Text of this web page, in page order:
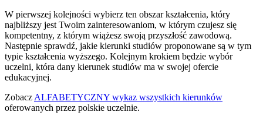
W pierwszej kolejności wybierz ten obszar kształcenia, który
najbliższy jest Twoim zainteresowaniom, w którym czujesz się
kompetentny, z którym wiążesz swoją przyszłość zawodową.
Następnie sprawdź, jakie kierunki studiów proponowane są w tym
typie kształcenia wyższego. Kolejnym krokiem będzie wybór
uczelni, która dany kierunek studiów ma w swojej ofercie
edukacyjnej.
Zobacz ALFABETYCZNY wykaz wszystkich kierunków
oferowanych przez polskie uczelnie.